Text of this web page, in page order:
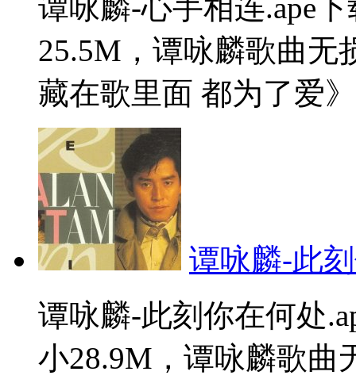
谭咏麟-心手相连.ape
25.5M，谭咏麟歌曲无
藏在歌里面 都为了爱
谭咏麟-此
谭咏麟-此刻你在何处
小28.9M，谭咏麟歌曲